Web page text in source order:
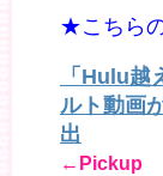
★こちら
「Hulu
ルト動画
出
←Pickup